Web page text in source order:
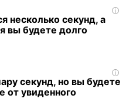
i
несколько секунд, а
вы будете долго
i
секунд, но вы будете
от увиденного